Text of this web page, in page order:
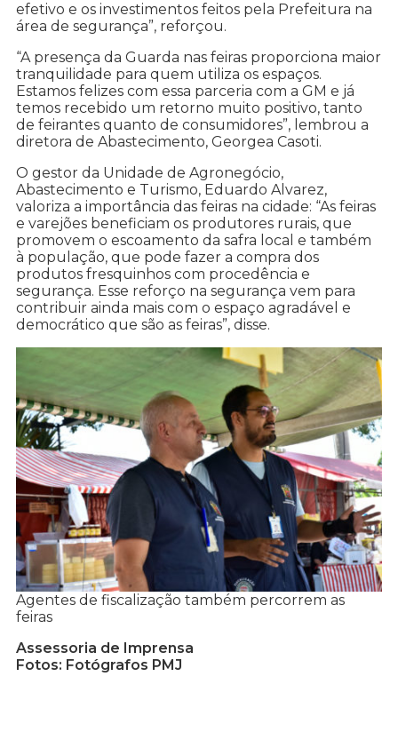
efetivo e os investimentos feitos pela Prefeitura na
área de segurança”, reforçou.
“A presença da Guarda nas feiras proporciona maior
tranquilidade para quem utiliza os espaços.
Estamos felizes com essa parceria com a GM e já
temos recebido um retorno muito positivo, tanto
de feirantes quanto de consumidores”, lembrou a
diretora de Abastecimento, Georgea Casoti.
O gestor da Unidade de Agronegócio,
Abastecimento e Turismo, Eduardo Alvarez,
valoriza a importância das feiras na cidade: “As feiras
e varejões beneficiam os produtores rurais, que
promovem o escoamento da safra local e também
à população, que pode fazer a compra dos
produtos fresquinhos com procedência e
segurança. Esse reforço na segurança vem para
contribuir ainda mais com o espaço agradável e
democrático que são as feiras”, disse.
Agentes de fiscalização também percorrem as
feiras
Assessoria de Imprensa
Fotos: Fotógrafos PMJ